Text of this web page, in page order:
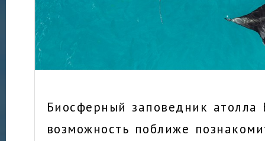
Биосферный заповедник атолла
возможность поближе